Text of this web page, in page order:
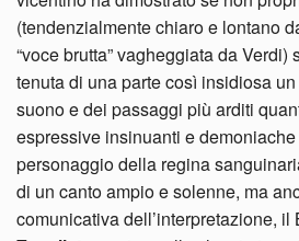
(tendenzialmente chiaro e lontano
“voce brutta” vagheggiata da
tenuta di una parte così insidiosa
suono e dei passaggi più arditi
espressive insinuanti e
personaggio della regina
di un canto ampio e solenne, ma
comunicativa dell’interpretazione, il